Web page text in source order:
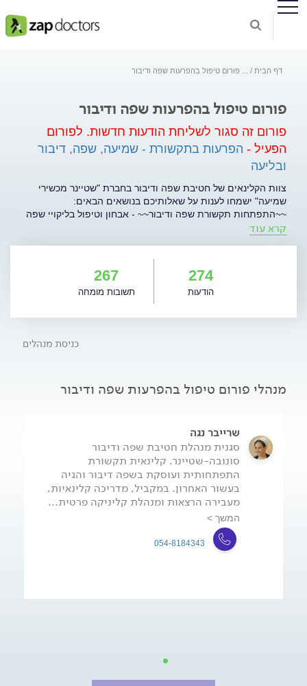
דף הבית פורום טיפול בהפרעות שפה ודיבור
פורום טיפול בהפרעות שפה ודיבור
פורום זה סגור לשליחת הודעות חדשות. לפורום
הפעיל - הפרעות בתקשורת - שמיעה, שפה, דיבור
ובליעה
צוות הקלינאים של חטיבת שפה ודיבור בחברת "שטיינר מכשירי
שמיעה" ישמחו לענות על שאלותיכם בנושאים הבאים: 
~~התפתחות תקשורת שפה ודיבור~~ - אבחון וטיפול בליקויי שפה
התפתחותיים כגון: איחור בהתפתחות שפה, קשיים בהבנת שפה,
מהיר.  ~~קול ותהודה~~ - אבחון וטיפול בהפרעות קול כגון:
צרידות, עייפות קולית, כאב ואי נוחות בעת דיבור.  ~~הפרעות שפה
ודיבור נרכשות~~ - אבחון וטיפול בנפגעי אירוע מוחי או טראומה,
כגון: אפזיה, דיסארטריה. למעבר לפורום לחצו כאן.
קרא עוד
274
הודעות
267
תשובות מומחה
כניסת מנהלים
מנהלי פורום טיפול בהפרעות שפה ודיבור
שרייבר נגה
סגנית מנהלת חטיבת שפה ודיבור
סונובה-שטיינר. קלינאית תקשורת
התפתחותית ועוסקת בשפה דיבור והגיה
בעשור האחרון. במקביל, מדריכה קלינאיות,
מעבירה הרצאות ומנהלת קליניקה פרטית...
המשך >
054-8184343